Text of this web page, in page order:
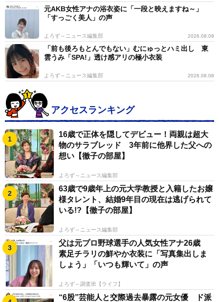
元AKB女性アナの浴衣姿に「一段と映えますね～」
「すっごく美人」の声
よろず～ニュース編集部 2026.08.09
「前も後ろもとんでもない」むにゅっとハミ出し 東
雲うみ「SPA!」透け感アリの極小衣装
よろず～ニュース編集部 2026.08.08
アクセスランキング
16歳で正体を隠してデビュー！両親は超大
物のサラブレッド 3年前に他界した父への
想い【徹子の部屋】
よろず～ニュース編集部
63歳で9歳年上の元大学教授と入籍したお嬢
様タレント、結婚9年目の現在は逃げられて
いる!?【徹子の部屋】
よろず～ニュース編集部
父は元プロ野球選手の人気女性アナ26歳
素足チラリの鮮やか衣装に「写真集出しま
しょう」「いつも輝いて」の声
よろず～調査班【ライフ】
“6股”芸能人と交際過去暴露の元女優 ド派